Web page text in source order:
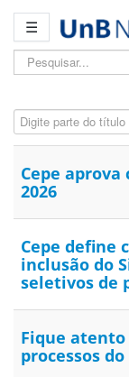
☰
Pesquisar...
Digite parte do título
Cepe
2026
Cepe define
inclusão do
seletivos de
Fique
processos